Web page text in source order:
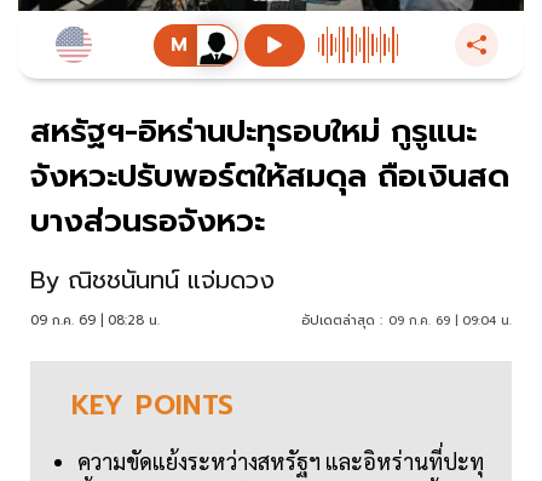
สหรัฐฯ-อิหร่านปะทุรอบใหม่ กูรูแนะ
จังหวะปรับพอร์ตให้สมดุล ถือเงินสด
บางส่วนรอจังหวะ
By ณิชชนันทน์ แจ่มดวง
09 ก.ค. 69 | 08:28 น. อัปเดตล่าสุด : 09 ก.ค. 69 | 09:04 น.
KEY POINTS
ความขัดแย้งระหว่างสหรัฐฯ และอิหร่านที่ปะทุ